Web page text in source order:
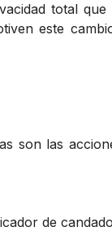
total
este
son las
de